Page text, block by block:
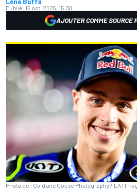
Publié: 16 oct. 2025, 15:30
AJOUTER COMME SOURCE
Photo de : Gold and Goose Photography / LAT